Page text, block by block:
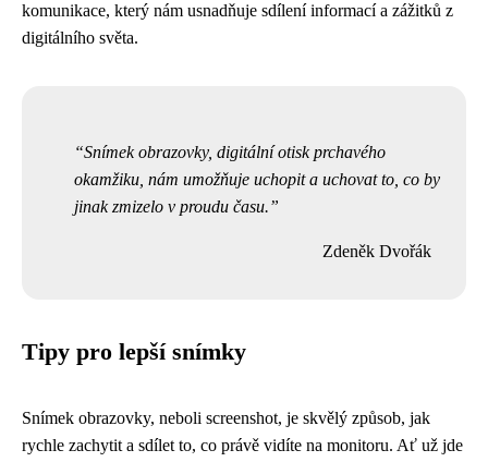
komunikace, který nám usnadňuje sdílení informací a zážitků z
digitálního světa.
Snímek obrazovky, digitální otisk prchavého
okamžiku, nám umožňuje uchopit a uchovat to, co by
jinak zmizelo v proudu času.
Zdeněk Dvořák
Tipy pro lepší snímky
Snímek obrazovky, neboli screenshot, je skvělý způsob, jak
rychle zachytit a sdílet to, co právě vidíte na monitoru. Ať už jde